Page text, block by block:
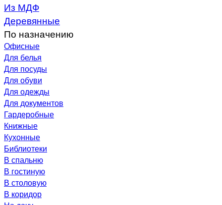
Из МДФ
Деревянные
По назначению
Офисные
Для белья
Для посуды
Для обуви
Для одежды
Для документов
Гардеробные
Книжные
Кухонные
Библиотеки
В спальню
В гостиную
В столовую
В коридор